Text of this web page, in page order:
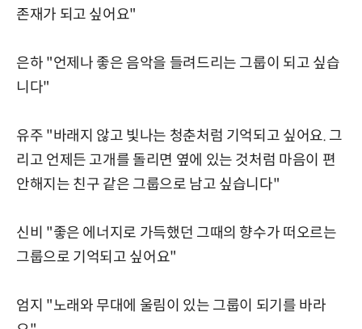
존재가 되고 싶어요"
은하 "언제나 좋은 음악을 들려드리는 그룹이 되고 싶습
니다"
유주 "바래지 않고 빛나는 청춘처럼 기억되고 싶어요. 그
리고 언제든 고개를 돌리면 옆에 있는 것처럼 마음이 편
안해지는 친구 같은 그룹으로 남고 싶습니다"
신비 "좋은 에너지로 가득했던 그때의 향수가 떠오르는
그룹으로 기억되고 싶어요"
엄지 "노래와 무대에 울림이 있는 그룹이 되기를 바라